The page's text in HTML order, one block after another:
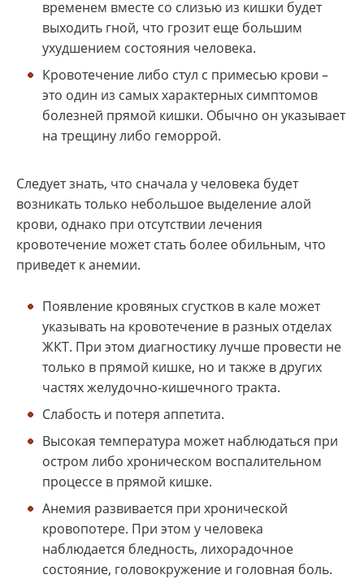
временем вместе со слизью из кишки будет
выходить гной, что грозит еще большим
ухудшением состояния человека.
Кровотечение либо стул с примесью крови –
это один из самых характерных симптомов
болезней прямой кишки. Обычно он указывает
на трещину либо геморрой.
Следует знать, что сначала у человека будет
возникать только небольшое выделение алой
крови, однако при отсутствии лечения
кровотечение может стать более обильным, что
приведет к анемии.
Появление кровяных сгустков в кале может
указывать на кровотечение в разных отделах
ЖКТ. При этом диагностику лучше провести не
только в прямой кишке, но и также в других
частях желудочно-кишечного тракта.
Слабость и потеря аппетита.
Высокая температура может наблюдаться при
остром либо хроническом воспалительном
процессе в прямой кишке.
Анемия развивается при хронической
кровопотере. При этом у человека
наблюдается бледность, лихорадочное
состояние, головокружение и головная боль.